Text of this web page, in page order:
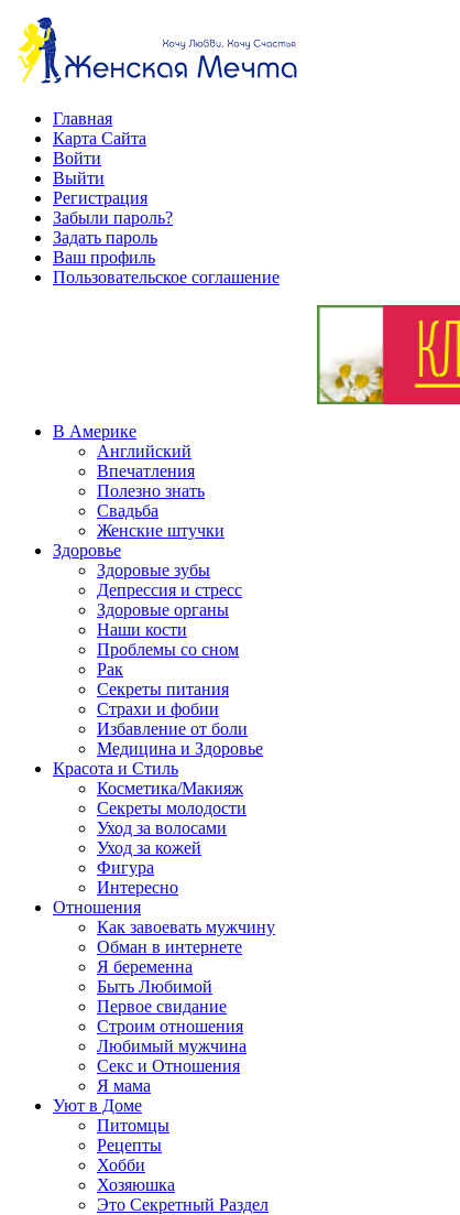
Главная
Карта Сайта
Войти
Выйти
Регистрация
Забыли пароль?
Задать пароль
Ваш профиль
Пользовательское соглашение
В Америке
Английский
Впечатления
Полезно знать
Свадьба
Женские штучки
Здоровье
Здоровые зубы
Депрессия и стресс
Здоровые органы
Наши кости
Проблемы со сном
Рак
Секреты питания
Страхи и фобии
Избавление от боли
Медицина и Здоровье
Красота и Стиль
Косметика/Макияж
Секреты молодости
Уход за волосами
Уход за кожей
Фигура
Интересно
Отношения
Как завоевать мужчину
Обман в интернете
Я беременна
Быть Любимой
Первое свидание
Строим отношения
Любимый мужчина
Секс и Отношения
Я мама
Уют в Доме
Питомцы
Рецепты
Хобби
Хозяюшка
Это Секретный Раздел